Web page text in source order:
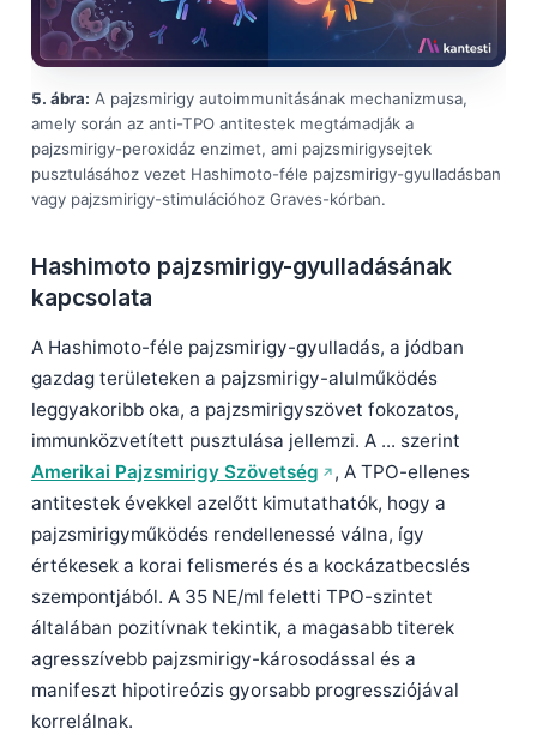
5. ábra: A pajzsmirigy autoimmunitásának mechanizmusa,
amely során az anti-TPO antitestek megtámadják a
pajzsmirigy-peroxidáz enzimet, ami pajzsmirigysejtek
pusztulásához vezet Hashimoto-féle pajzsmirigy-gyulladásban
vagy pajzsmirigy-stimulációhoz Graves-kórban.
Hashimoto pajzsmirigy-gyulladásának
kapcsolata
A Hashimoto-féle pajzsmirigy-gyulladás, a jódban
gazdag területeken a pajzsmirigy-alulműködés
leggyakoribb oka, a pajzsmirigyszövet fokozatos,
immunközvetített pusztulása jellemzi. A ... szerint
Amerikai Pajzsmirigy Szövetség
, A TPO-ellenes
antitestek évekkel azelőtt kimutathatók, hogy a
pajzsmirigyműködés rendellenessé válna, így
értékesek a korai felismerés és a kockázatbecslés
szempontjából. A 35 NE/ml feletti TPO-szintet
általában pozitívnak tekintik, a magasabb titerek
agresszívebb pajzsmirigy-károsodással és a
manifeszt hipotireózis gyorsabb progressziójával
korrelálnak.
Hrvatski
Slovenčina
كوردی‎
سنڌي
සිංහල
অসমীয়া
Galego
Latviešu valoda
Македонски јазик
Euskara
Gàidhlig
العربية المغربية
Afrikaans
Монгол
ພາສາລາວ
Basa Jawa